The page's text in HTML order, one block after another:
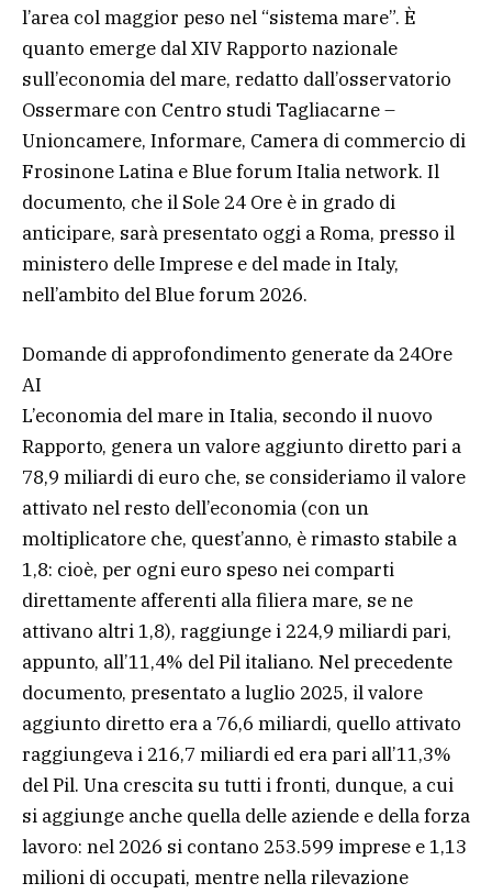
l’area col maggior peso nel “sistema mare”. È
quanto emerge dal XIV Rapporto nazionale
sull’economia del mare, redatto dall’osservatorio
Ossermare con Centro studi Tagliacarne –
Unioncamere, Informare, Camera di commercio di
Frosinone Latina e Blue forum Italia network. Il
documento, che il Sole 24 Ore è in grado di
anticipare, sarà presentato oggi a Roma, presso il
ministero delle Imprese e del made in Italy,
nell’ambito del Blue forum 2026.
Domande di approfondimento generate da 24Ore
AI
L’economia del mare in Italia, secondo il nuovo
Rapporto, genera un valore aggiunto diretto pari a
78,9 miliardi di euro che, se consideriamo il valore
attivato nel resto dell’economia (con un
moltiplicatore che, quest’anno, è rimasto stabile a
1,8: cioè, per ogni euro speso nei comparti
direttamente afferenti alla filiera mare, se ne
attivano altri 1,8), raggiunge i 224,9 miliardi pari,
appunto, all’11,4% del Pil italiano. Nel precedente
documento, presentato a luglio 2025, il valore
aggiunto diretto era a 76,6 miliardi, quello attivato
raggiungeva i 216,7 miliardi ed era pari all’11,3%
del Pil. Una crescita su tutti i fronti, dunque, a cui
si aggiunge anche quella delle aziende e della forza
lavoro: nel 2026 si contano 253.599 imprese e 1,13
milioni di occupati, mentre nella rilevazione